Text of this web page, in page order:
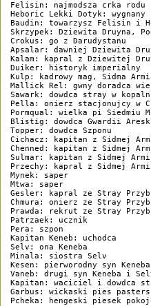
Felisin: najmodsza crka rodu
Heboric Lekki Dotyk:
Baudin: towarzysz Felisin i
Skrzypek: Dziewita Druyna,
Crokus: go z Darudystanu
Apsalar: dawniej Dziewita
Kalam: kapral z Dziewitej
Duiker: historyk imperialny
Kulp: kadrowy mag, Sidma
Mallick Rel: gwny doradca
Sawark: dowdca stray w
Pella: onierz stacjonujcy w
Pormqual: wielka pi Siedmiu
Blistig: dowdca Gwardii
Topper: dowdca Szponu
Cichacz: kapitan z Sidmej
Chenned: kapitan z Sidmej
Sulmar: kapitan z Sidmej
Przechy: kapral z Sidmej
Mynek: saper
Mtwa: saper
Gesler: kapral ze Stray
Chmura: onierz ze Stray
Prawda: rekrut ze Stray
Patrzaek: ucznik
Pera: szpon
Kapitan Keneb: uchodca
Selv: ona Keneba
Minala: siostra Selv
Kesen: pierworodny syn
Vaneb: drugi syn Keneba i
Kapitan: waciciel i dowdca
Garbus: wickaski pies
Pcheka: hengeski piesek